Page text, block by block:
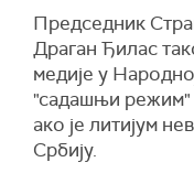
Председник
Драган Ђилас
медије у
"садашњи режим"
ако је литијум
Србију.